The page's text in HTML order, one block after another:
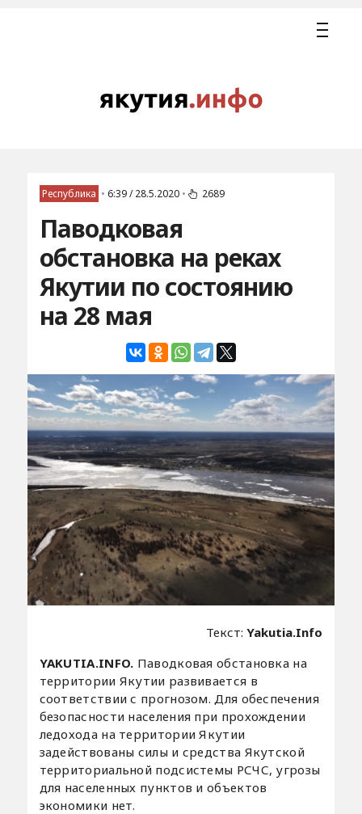
Республика • 6:39 / 28.5.2020 • 2689
Паводковая
обстановка на реках
Якутии по состоянию
на 28 мая
Текст:Yakutia.Info
YAKUTIA.INFO. Паводковая обстановка на
территории Якутии развивается в
соответствии с прогнозом. Для обеспечения
безопасности населения при прохождении
ледохода на территории Якутии
задействованы силы и средства Якутской
территориальной подсистемы РСЧС, угрозы
для населенных пунктов и объектов
экономики нет.